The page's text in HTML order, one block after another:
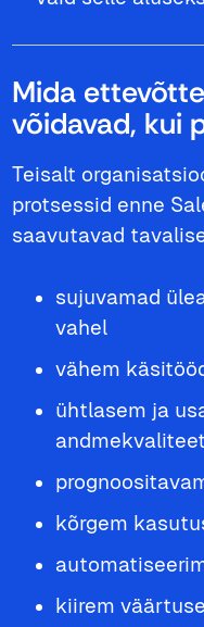
Mida
võidavad, kui
Teisalt
protsessid enne
saavutavad
sujuvamad
vahel
vähem
ühtlasem ja
andmekvaliteet
kõrgem
kiirem